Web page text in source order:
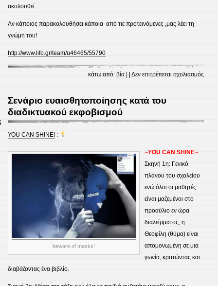
ακολουθεί….
Αν κάποιος παρακολουθήσει κάποια από τιε προτεινόμενες ,μας λέει τη
γνώμη του!
http://www.lifo.gr/team/u46465/55790
κάτω από:βία | |Δεν επιτρέπεται σχολιασμός
Σενάριο ευαισθητοποίησης κατά του
διαδικτυακού εκφοβισμού
ΥΟU CAN SHINE! :
beware of masks!
~YOU CAN SHINE~
Σκηνή 1η: Γενικό
πλάνου του σχολείου
ενώ όλοι οι μαθητές
είναι μαζεμένοι στο
προαύλιο εν ώρα
διαλείμματος, η
Θεοφίλη (θύμα) είναι
απομονωμένη σε μια
γωνία, κρατώντας και
διαβάζοντας ένα βιβλίο.